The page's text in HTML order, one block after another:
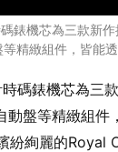
錶機芯為三款新
精緻組件，皆能透
碼錶機芯為三
動盤等精緻組件
紛絢麗的Royal